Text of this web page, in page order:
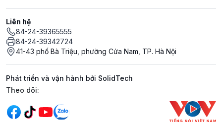
Liên hệ
84-24-39365555
84-24-39342724
41-43 phố Bà Triệu, phường Cửa Nam, TP. Hà Nội
Phát triển và vận hành bởi SolidTech
Mạng xã hội
Theo dõi: